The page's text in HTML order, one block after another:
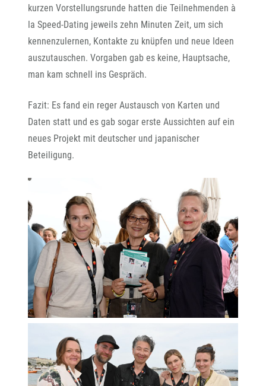
kurzen Vorstellungsrunde hatten die Teilnehmenden à
la Speed-Dating jeweils zehn Minuten Zeit, um sich
kennenzulernen, Kontakte zu knüpfen und neue Ideen
auszutauschen. Vorgaben gab es keine, Hauptsache,
man kam schnell ins Gespräch.
Fazit: Es fand ein reger Austausch von Karten und
Daten statt und es gab sogar erste Aussichten auf ein
neues Projekt mit deutscher und japanischer
Beteiligung.